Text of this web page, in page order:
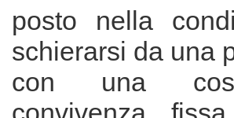
posto nella
schierarsi da una
con una